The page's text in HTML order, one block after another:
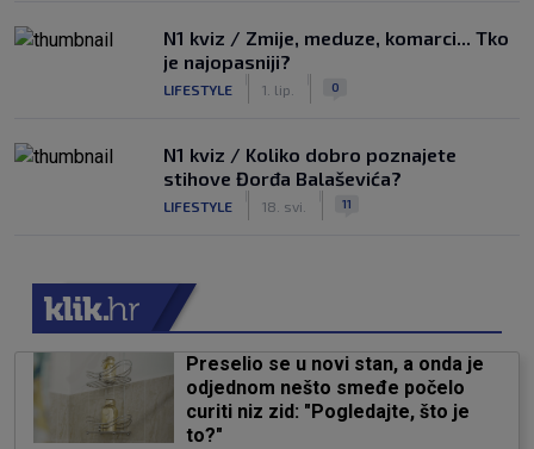
N1 kviz / Zmije, meduze, komarci... Tko
je najopasniji?
LIFESTYLE 1. lip. 0
N1 kviz / Koliko dobro poznajete
stihove Đorđa Balaševića?
LIFESTYLE 18. svi. 11
Preselio se u novi stan, a onda je
odjednom nešto smeđe počelo
curiti niz zid: "Pogledajte, što je
to?"